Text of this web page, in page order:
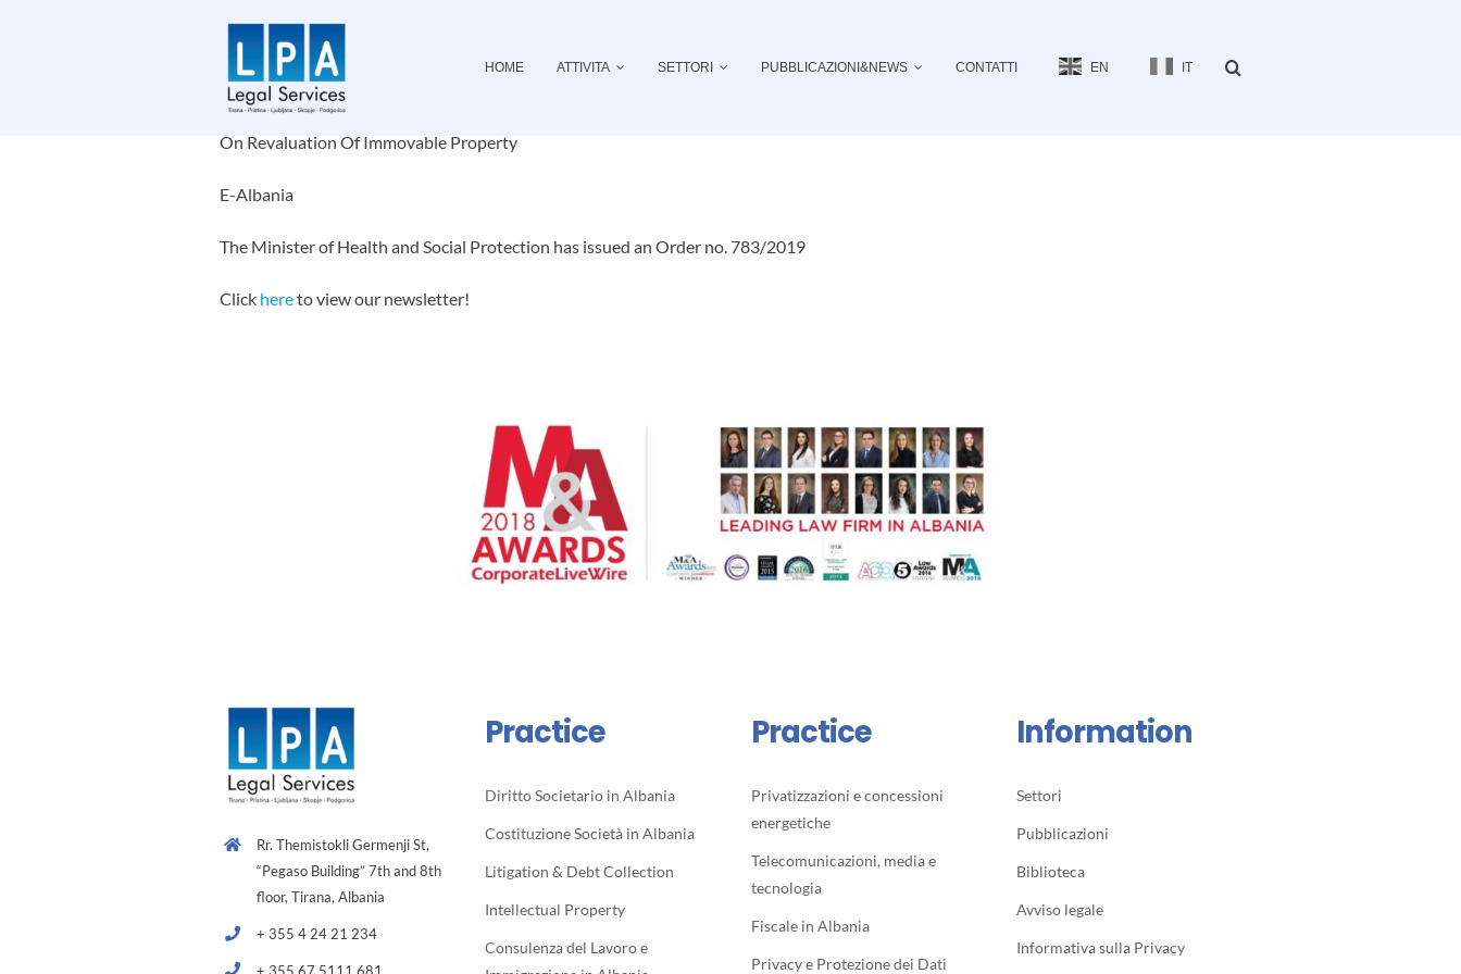
HOME ATTIVITA SETTORI PUBBLICAZIONI&NEWS CONTATTI EN IT
Index:
Strategic Investments In Albania
On Revaluation Of Immovable Property
E-Albania
The Minister of Health and Social Protection has issued an Order no. 783/2019
Click hereto view our newsletter!
Rr. Themistokli Germenji St,
“Pegaso Building” 7th and 8th
floor, Tirana, Albania
+ 355 4 24 21 234
+ 355 67 5111 681
Practice
Diritto Societario in Albania
Costituzione Società in Albania
Litigation & Debt Collection
Intellectual Property
Consulenza del Lavoro e
Practice
Privatizzazioni e concessioni
energetiche
Telecomunicazioni, media e
tecnologia
Fiscale in Albania
Privacy e Protezione dei Dati
Information
Settori
Pubblicazioni
Biblioteca
Avviso legale
Informativa sulla Privacy